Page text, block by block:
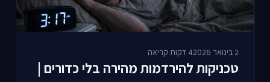
2 בינואר 2026 4 דקות קריאה
טכניקות להירדמות מהירה בלי כדורים |